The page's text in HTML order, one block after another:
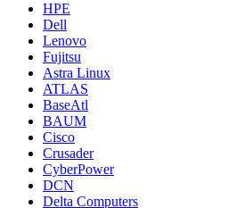
HPE
Dell
Lenovo
Fujitsu
Astra Linux
ATLAS
BaseAtl
BAUM
Cisco
Crusader
CyberPower
DCN
Delta Computers